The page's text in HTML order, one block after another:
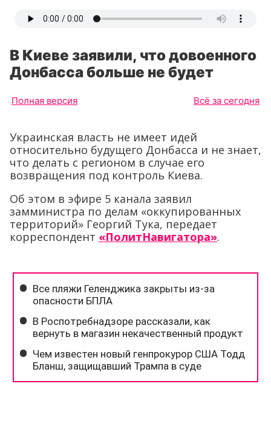
В Киеве заявили, что довоенного
Донбасса больше не будет
Полная версия Всё за сегодня
Украинская власть не имеет идей
относительно будущего Донбасса и не знает,
что делать с регионом в случае его
возвращения под контроль Киева.
Об этом в эфире 5 канала заявил
замминистра по делам «оккупированных
территорий» Георгий Тука, передает
корреспондент «ПолитНавигатора».